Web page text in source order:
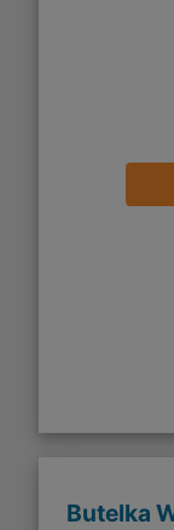
Butelka